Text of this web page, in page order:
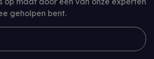
geholpen bent.